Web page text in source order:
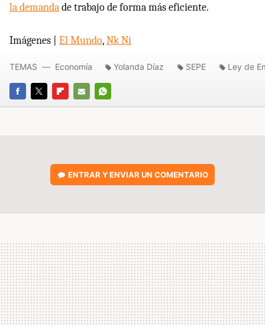
la demandade trabajo de forma más eficiente.
Imágenes | El Mundo,Nk Ni
FACEBOOK
TWITTERFLIPBOARD
E-
WHATSAPP
TEMAS Economía Yolanda Díaz SEPE Ley de
ENTRAR Y ENVIAR UN COMENTARIO